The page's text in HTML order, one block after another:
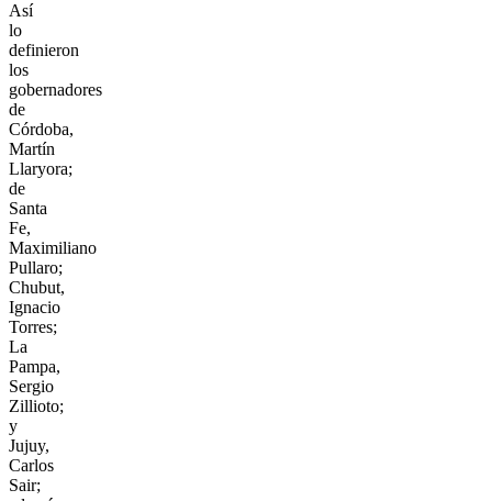
Así
lo
definieron
los
gobernadores
de
Córdoba,
Martín
Llaryora;
de
Santa
Fe,
Maximiliano
Pullaro;
Chubut,
Ignacio
Torres;
La
Pampa,
Sergio
Zillioto;
y
Jujuy,
Carlos
Sair;